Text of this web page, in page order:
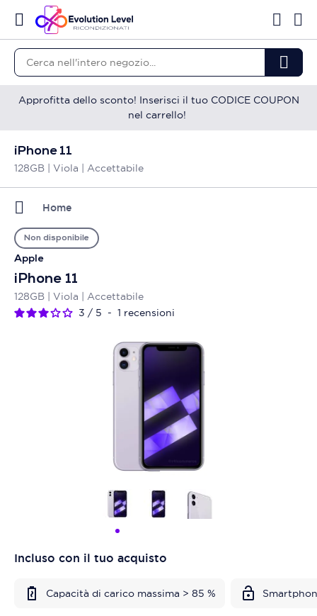
Approfitta dello sconto! Inserisci il tuo CODICE COUPON
nel carrello!
iPhone 11
128GB | Viola | Accettabile
Home
Apple
iPhone 11
128GB | Viola | Accettabile
3 / 5 - 1 recensioni
Non disponibile
Incluso con il tuo acquisto
Capacità di carico massima > 85 %